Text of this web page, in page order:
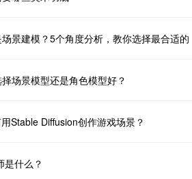
景建模？5个角度分析，教你选择最合适的
场景模型还是角色模型好？
Stable Diffusion创作游戏场景？
是什么？